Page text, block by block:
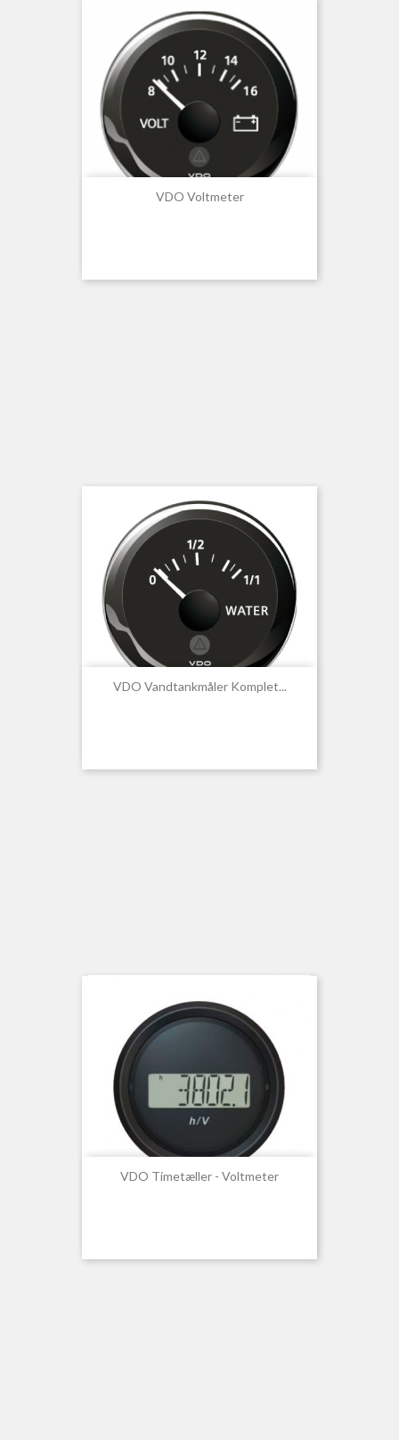
VDO Voltmeter
VDO Vandtankmåler Komplet...
VDO Timetæller - Voltmeter